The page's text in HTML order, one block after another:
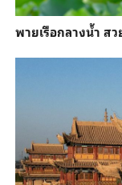
พายเรือกลางน้ำ ส